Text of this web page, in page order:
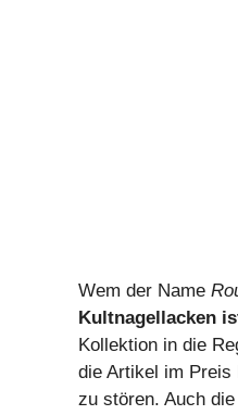
Wem der Name
Kultnagellacken
Kollektion in die
die Artikel im Preis
zu stören. Auch